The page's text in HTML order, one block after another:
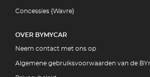
Concessies {Wavre}
OVER BYMYCAR
Neem contact met ons op
Algemene gebruiksvoorwaarden van de